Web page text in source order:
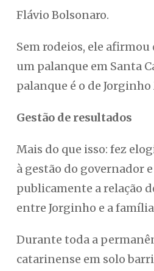
Flávio Bolsonaro.
Sem rodeios, ele afirmou
um palanque em Santa
palanque é o de
Gestão de resultados
Mais do que isso: fez
à gestão do governador
publicamente a relação
entre Jorginho e a
Durante toda a
catarinense em solo